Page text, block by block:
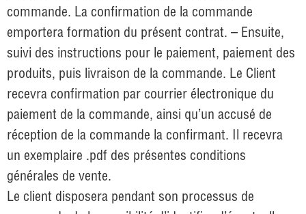
commande. La confirmation de la commande
emportera formation du présent contrat. – Ensuite,
suivi des instructions pour le paiement, paiement des
produits, puis livraison de la commande. Le Client
recevra confirmation par courrier électronique du
paiement de la commande, ainsi qu’un accusé de
réception de la commande la confirmant. Il recevra
un exemplaire .pdf des présentes conditions
générales de vente.
Le client disposera pendant son processus de